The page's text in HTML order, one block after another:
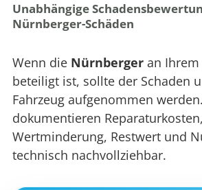
Unabhängige
Nürnberger-Schäden
Wenn die Nürnbergeran Ihrem
beteiligt ist, sollte der Schaden
Fahrzeug aufgenommen
dokumentieren Reparaturkosten,
Wertminderung, Restwert und
technisch nachvollziehbar.